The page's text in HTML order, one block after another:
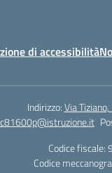
di accessibilità
Indirizzo:Via
Codice
Codice